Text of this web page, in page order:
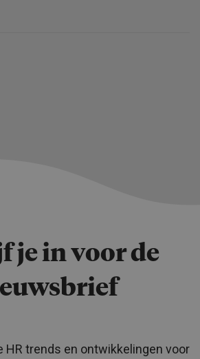
je in voor de
HR trends en ontwikkelingen voor